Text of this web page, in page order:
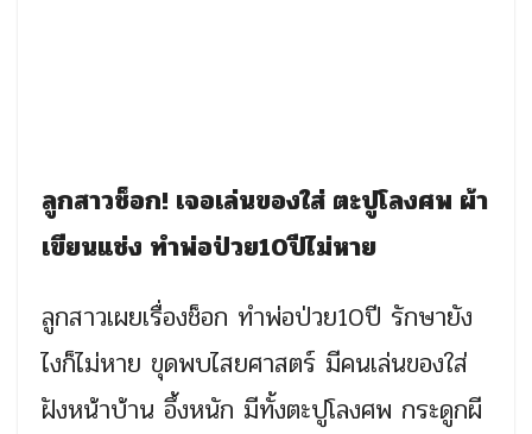
ลูกสาวช็อก! เจอเล่นของใส่ ตะปูโลงศพ ผ้า
เขียนแช่ง ทำพ่อป่วย10ปีไม่หาย
ลูกสาวเผยเรื่องช็อก ทำพ่อป่วย10ปี รักษายัง
ไงก็ไม่หาย ขุดพบไสยศาสตร์ มีคนเล่นของใส่
ฝังหน้าบ้าน อึ้งหนัก มีทั้งตะปูโลงศพ กระดูกผี